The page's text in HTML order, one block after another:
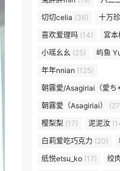
切切celia (36) 十万
喜欢爱理吗 (14) 宮本
小瑶幺幺 (25) 屿鱼
年年nnian (125)
朝霧愛/Asagiriai（愛ち
朝霧愛（Asagiriai）
樱梨梨 (17) 泥泥汝
白莉爱吃巧克力 (20)
纸悦etsu_ko (17) 绞